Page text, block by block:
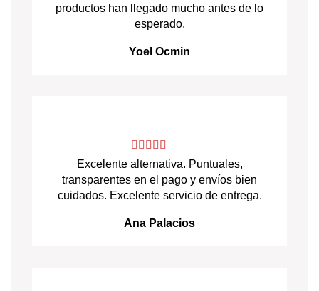
productos han llegado mucho antes de lo
esperado.
Yoel Ocmin
Excelente alternativa. Puntuales,
transparentes en el pago y envíos bien
cuidados. Excelente servicio de entrega.
Ana Palacios